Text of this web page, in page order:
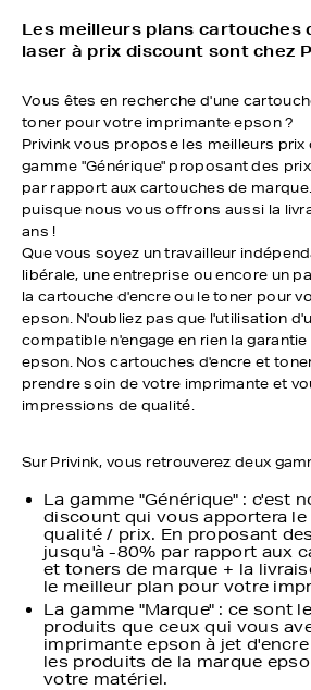
Les meilleurs plans cartouches
laser à prix discount sont chez
Vous êtes en recherche d'une
toner pour votre imprimante epson ?
Privink vous propose les meilleurs prix
gamme "Générique" proposant des
par rapport aux cartouches de
puisque nous vous offrons aussi la
ans !
Que vous soyez un travailleur
libérale, une entreprise ou encore un
la cartouche d'encre ou le toner pour
epson. N'oubliez pas que l'utilisation
compatible n'engage en rien la
epson. Nos cartouches d'encre et
prendre soin de votre imprimante et
impressions de qualité.
Sur Privink, vous retrouverez deux
La gamme "Générique" : c'est
discount qui vous apportera
qualité / prix. En proposant
jusqu'à -80% par rapport aux
et toners de marque + la
le meilleur plan pour votre
La gamme "Marque" : ce sont
produits que ceux qui vous
imprimante epson à jet
les produits de la marque
votre matériel.